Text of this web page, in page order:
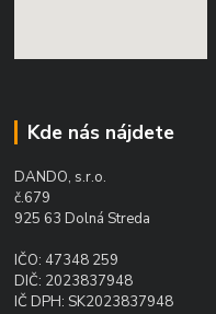
Kde nás nájdete
DANDO, s.r.o.
č.679
925 63 Dolná Streda
IČO: 47348 259
DIČ: 2023837948
IČ DPH: SK2023837948